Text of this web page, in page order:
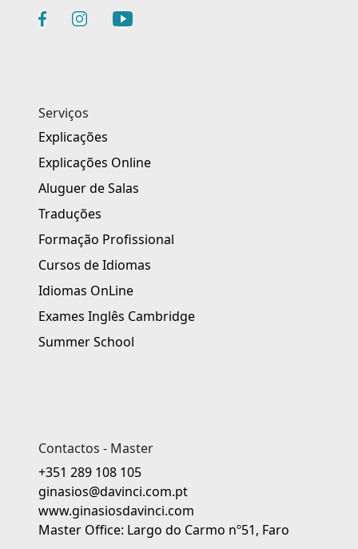
Serviços
Explicações
Explicações Online
Aluguer de Salas
Traduções
Formação Profissional
Cursos de Idiomas
Idiomas OnLine
Exames Inglês Cambridge
Summer School
Contactos - Master
+351 289 108 105
ginasios@davinci.com.pt
www.ginasiosdavinci.com
Master Office: Largo do Carmo nº51, Faro